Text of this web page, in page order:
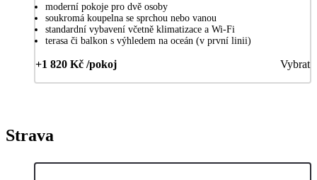
moderní pokoje pro dvě osoby
soukromá koupelna se sprchou nebo vanou
standardní vybavení včetně klimatizace a Wi-Fi
terasa či balkon s výhledem na oceán (v první linii)
+1 820 Kč /pokoj Vybrat
Strava